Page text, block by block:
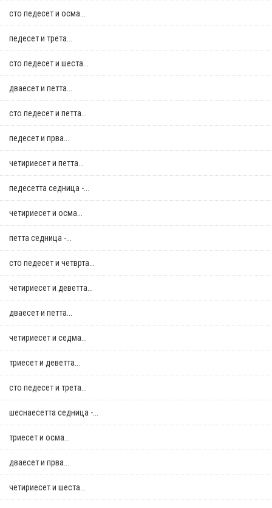
сто педесет и осма...
педесет и трета...
сто педесет и шеста...
дваесет и петта...
сто педесет и петта...
педесет и прва...
четириесет и петта...
педесетта седница -...
четириесет и осма...
петта седница -...
сто педесет и четврта...
четириесет и деветта...
дваесет и петта...
четириесет и седма...
триесет и деветта...
сто педесет и трета...
шеснаесетта седница -...
триесет и осма...
дваесет и прва...
четириесет и шеста...